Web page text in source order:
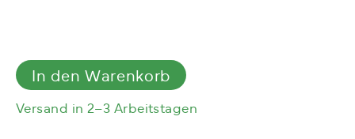
In den Warenkorb
Versand in 2–3 Arbeitstagen